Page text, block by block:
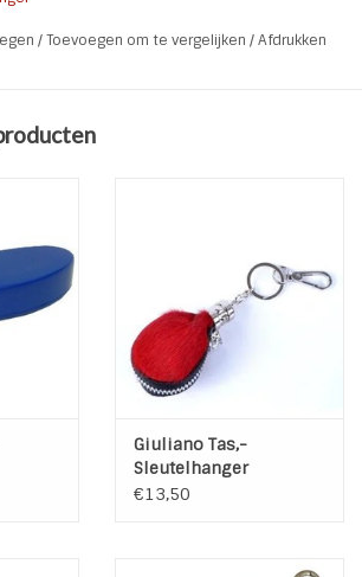
/Toevoegen om te vergelijken /Afdrukken
Giuliano Tas,-
Sleutelhanger
druppelvorm Rood
€13,50